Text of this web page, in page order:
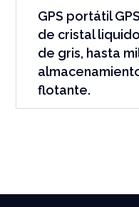
GPS portátil
de cristal
de gris, hasta
flotante.